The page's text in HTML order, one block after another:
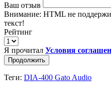
Ваш отзыв
Внимание: HTML не
текст!
Рейтинг
Я прочитал Условия
Продолжить
Теги: DIA-400 Gato Audio